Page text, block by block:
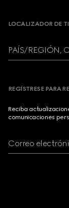
LOCALIZADOR DE
PAÍS/REGIÓN,
REGÍSTRESE PARA
Reciba
comunicaciones
Correo